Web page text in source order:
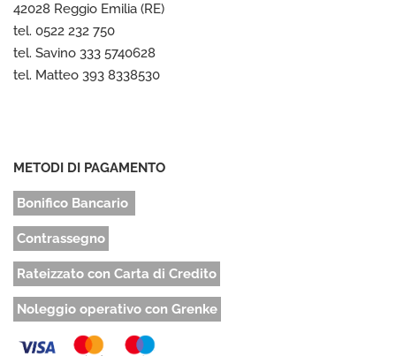
42028 Reggio Emilia (RE)
tel. 0522 232 750
tel. Savino 333 5740628
tel. Matteo 393 8338530
METODI DI PAGAMENTO
Bonifico Bancario
Contrassegno
Rateizzato con Carta di Credito
Noleggio operativo con Grenke